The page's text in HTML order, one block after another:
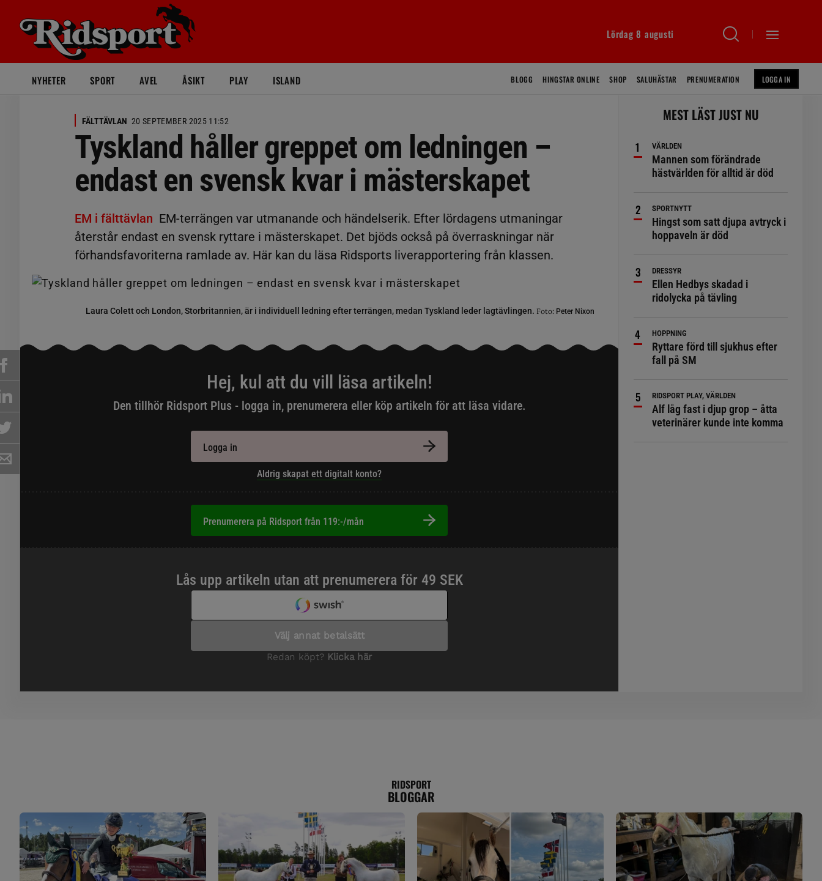
Lördag 8 augusti
NYHETER SPORT AVEL ÅSIKT PLAY ISLAND BLOGG HINGSTAR ONLINE SHOP SALUHÄSTAR PRENUMERATION LOGGA IN
FÄLTTÄVLAN 20 SEPTEMBER 2025 11:52
Tyskland håller greppet om ledningen –
endast en svensk kvar i mästerskapet
EM i fälttävlan EM-terrängen var utmanande och händelserik. Efter lördagens utmaningar
återstår endast en svensk ryttare i mästerskapet. Det bjöds också på överraskningar när
förhandsfavoriterna ramlade av. Här kan du läsa Ridsports liverapportering från klassen.
Laura Colett och London, Storbritannien, är i individuell ledning efter terrängen, medan Tyskland leder lagtävlingen. Foto: Peter Nixon
Hej, kul att du vill läsa artikeln!
Den tillhör Ridsport Plus - logga in, prenumerera eller köp artikeln för att läsa vidare.
Logga in
Aldrig skapat ett digitalt konto?
Prenumerera på Ridsport från 119:-/mån
MEST LÄST JUST NU
VÄRLDEN
Mannen som förändrade
hästvärlden för alltid är död
SPORTNYTT
Hingst som satt djupa avtryck i
hoppaveln är död
DRESSYR
Ellen Hedbys skadad i
ridolycka på tävling
HOPPNING
Ryttare förd till sjukhus efter
fall på SM
RIDSPORT PLAY, VÄRLDEN
Alf låg fast i djup grop – åtta
veterinärer kunde inte komma
RIDSPORT
BLOGGAR